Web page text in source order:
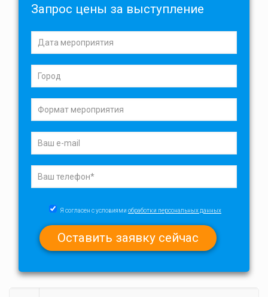
Запрос цены за выступление
Я согласен с условиями обработки персональных данных